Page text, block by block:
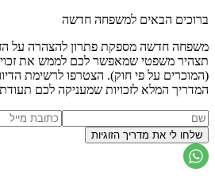
ברוכים הבאים למשפחה חדשה
משפחה חדשה מספקת פתרון להצהרה על
תצהיר משפטי שמאפשר לכם לממש את
(המוכרים על פי חוק). הצטרפו לרשימת
המדריך המלא לזכויות שמעניקה לכם תעודת